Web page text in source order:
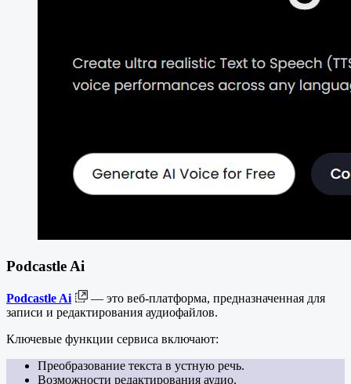
Podcastle Ai
Podcastle Ai
— это веб-платформа, предназначенная для
записи и редактирования аудиофайлов.
Ключевые функции сервиса включают:
Преобразование текста в устную речь.
Возможности редактирования аудио.